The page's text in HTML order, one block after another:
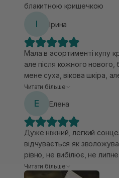
блакитною кришечкою
І Ірина
Мала в асортименті купу
але після кожного
мене суха, вікова шкіра,
найкращий спф для мого
і має гарний не жирний
на дотик, не пече, і сама
комфортна і не вибілює! От
готова брати по 3 шт.за раз, і співати йому
пісні! От справді🫶🫶🫶
Читати більше
Е Елена
Дуже ніжний, легкий
відчувається як
рівно, не вибілює, не
доглянутий фініш без
Читати більше